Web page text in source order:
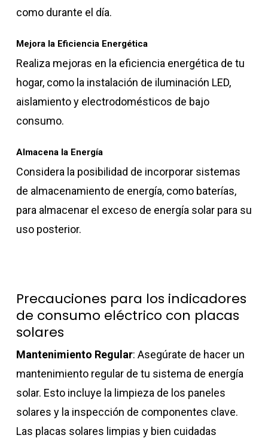
como durante el día.
Mejora la Eficiencia Energética
Realiza mejoras en la eficiencia energética de tu
hogar, como la instalación de iluminación LED,
aislamiento y electrodomésticos de bajo
consumo.
Almacena la Energía
Considera la posibilidad de incorporar sistemas
de almacenamiento de energía, como baterías,
para almacenar el exceso de energía solar para su
uso posterior.
Precauciones para los indicadores
de consumo eléctrico con placas
solares
Mantenimiento Regular: Asegúrate de hacer un
mantenimiento regular de tu sistema de energía
solar. Esto incluye la limpieza de los paneles
solares y la inspección de componentes clave.
Las placas solares limpias y bien cuidadas